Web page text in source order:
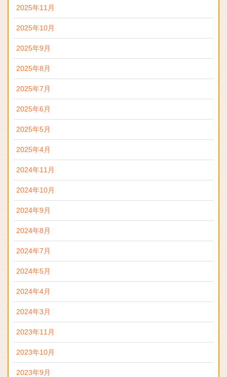
2025年11月
2025年10月
2025年9月
2025年8月
2025年7月
2025年6月
2025年5月
2025年4月
2024年11月
2024年10月
2024年9月
2024年8月
2024年7月
2024年5月
2024年4月
2024年3月
2023年11月
2023年10月
2023年9月